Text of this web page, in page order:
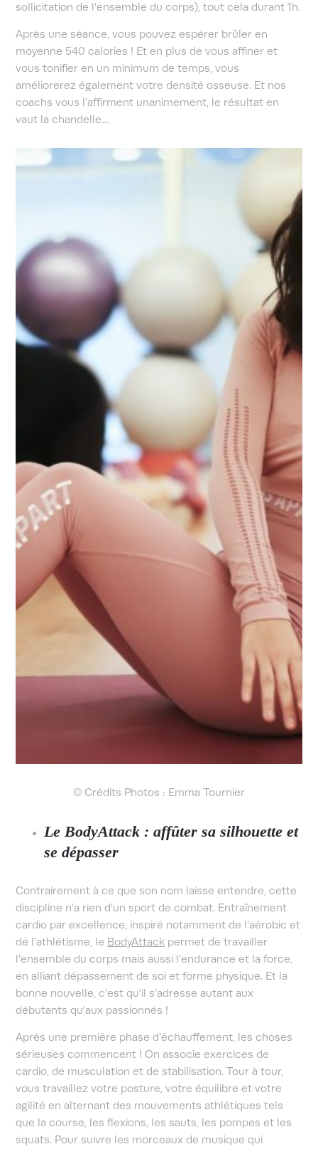
sollicitation de l’ensemble du corps), tout cela durant 1h.
Après une séance, vous pouvez espérer brûler en
moyenne 540 calories ! Et en plus de vous affiner et
vous tonifier en un minimum de temps, vous
améliorerez également votre densité osseuse. Et nos
coachs vous l’affirment unanimement, le résultat en
vaut la chandelle…
© Crédits Photos : Emma Tournier
Le BodyAttack : affûter sa silhouette et
se dépasser
Contrairement à ce que son nom laisse entendre, cette
discipline n’a rien d’un sport de combat. Entraînement
cardio par excellence, inspiré notamment de l’aérobic et
de l’athlétisme, le BodyAttack permet de travailler
l’ensemble du corps mais aussi l’endurance et la force,
en alliant dépassement de soi et forme physique. Et la
bonne nouvelle, c’est qu’il s’adresse autant aux
débutants qu’aux passionnés !
Après une première phase d’échauffement, les choses
sérieuses commencent ! On associe exercices de
cardio, de musculation et de stabilisation. Tour à tour,
vous travaillez votre posture, votre équilibre et votre
agilité en alternant des mouvements athlétiques tels
que la course, les flexions, les sauts, les pompes et les
squats. Pour suivre les morceaux de musique qui